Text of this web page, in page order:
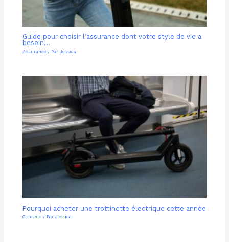
Guide pour choisir l’assurance dont votre style de vie a
besoin…
Assurance / ParJessica
Pourquoi acheter une trottinette électrique cette année
Conseils / ParJessica